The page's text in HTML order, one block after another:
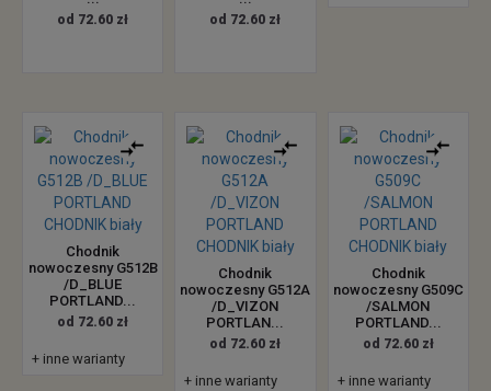
od 72.60 zł od 72.60 zł
Chodnik
nowoczesny G512B
/D_BLUE
PORTLAND...
od 72.60 zł
+ inne warianty
Chodnik
nowoczesny G512A
/D_VIZON
PORTLAN...
od 72.60 zł
+ inne warianty
Chodnik
nowoczesny G509C
/SALMON
PORTLAND...
od 72.60 zł
+ inne warianty